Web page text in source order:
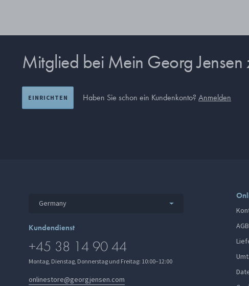
Mitglied bei Mein Georg Jensen
EINRICHTEN Haben Sie schon ein Kundenkonto?Anmelden
Germany
Kundendienst
+45 38 14 90 44
Montag, Dienstag, Donnerstag und Freitag: 10:00–12:00
onlinestore@georgjensen.com
AGB